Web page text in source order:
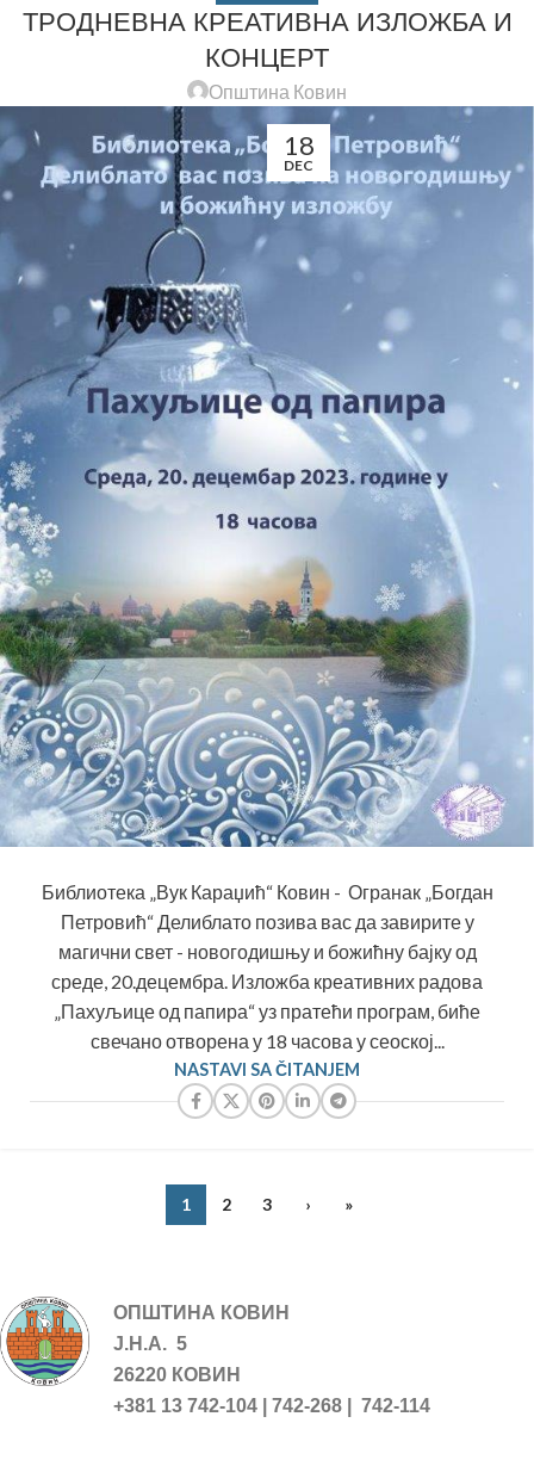
ТРОДНЕВНА КРЕАТИВНА ИЗЛОЖБА И
КОНЦЕРТ
Општина Ковин
18
DEC
Библиотека „Вук Караџић“ Ковин - Огранак „Богдан
Петровић“ Делиблато позива вас да завирите у
магични свет - новогодишњу и божићну бајку од
среде, 20.децембра. Изложба креативних радова
„Пахуљице од папира“ уз пратећи програм, биће
свечано отворена у 18 часова у сеоској...
NASTAVI SA ČITANJEM
1 2 3 › »
ОПШТИНА КОВИН
Ј.Н.А. 5
26220 КОВИН
+381 13 742-104 | 742-268 | 742-114